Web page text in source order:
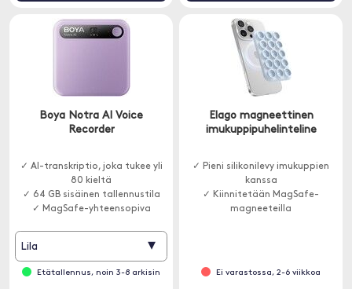
Boya Notra AI Voice
Recorder
✓ AI-transkriptio, joka tukee yli
80 kieltä
✓ 64 GB sisäinen tallennustila
✓ MagSafe-yhteensopiva
Lila ▾
Etätallennus, noin 3-8 arkisin
Elago magneettinen
imukuppipuhelinteline
✓ Pieni silikonilevy imukuppien
kanssa
✓ Kiinnitetään MagSafe-
magneeteilla
Ei varastossa, 2-6 viikkoa